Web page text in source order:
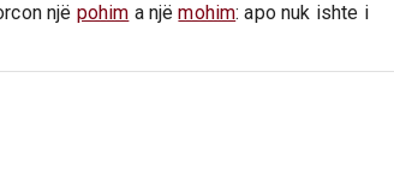
një pohim a një mohim: apo nuk ishte i